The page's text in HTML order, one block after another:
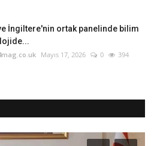
İngiltere'nin ortak panelinde bilim
Mayıs 17, 2026 0 394